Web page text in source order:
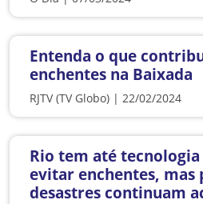
Entenda o que
enchentes na Baixada
RJTV (TV Globo) | 22/02/2024
Rio tem até tecnologia
evitar enchentes, mas
desastres continuam